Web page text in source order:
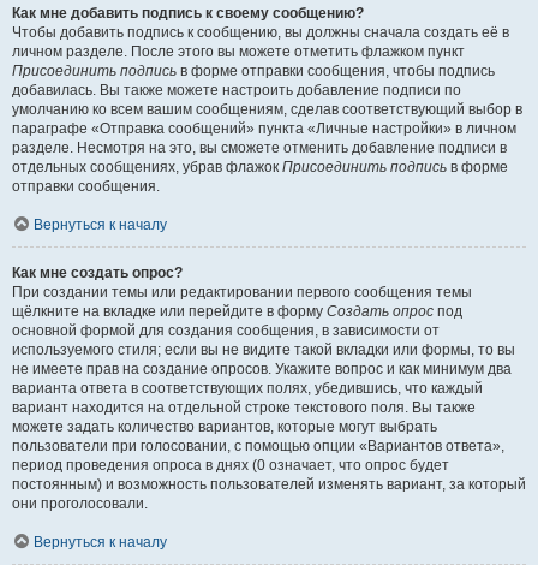
Как мне добавить подпись к своему сообщению?
Чтобы добавить подпись к сообщению, вы должны сначала создать её в
личном разделе. После этого вы можете отметить флажком пункт
Присоединить подпись в форме отправки сообщения, чтобы подпись
добавилась. Вы также можете настроить добавление подписи по
умолчанию ко всем вашим сообщениям, сделав соответствующий выбор в
параграфе «Отправка сообщений» пункта «Личные настройки» в личном
разделе. Несмотря на это, вы сможете отменить добавление подписи в
отдельных сообщениях, убрав флажок Присоединить подпись в форме
отправки сообщения.
Вернуться к началу
Как мне создать опрос?
При создании темы или редактировании первого сообщения темы
щёлкните на вкладке или перейдите в форму Создать опрос под
основной формой для создания сообщения, в зависимости от
используемого стиля; если вы не видите такой вкладки или формы, то вы
не имеете прав на создание опросов. Укажите вопрос и как минимум два
варианта ответа в соответствующих полях, убедившись, что каждый
вариант находится на отдельной строке текстового поля. Вы также
можете задать количество вариантов, которые могут выбрать
пользователи при голосовании, с помощью опции «Вариантов ответа»,
период проведения опроса в днях (0 означает, что опрос будет
постоянным) и возможность пользователей изменять вариант, за который
они проголосовали.
Вернуться к началу